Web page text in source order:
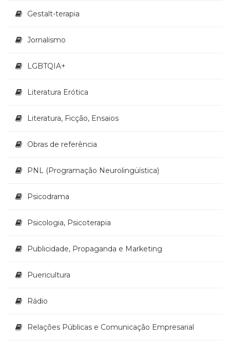
(22)
africanos
Terapia
Treinamento
RH
Turismo
Prática
Gestalt-terapia
Jornalismo
LGBTQIA+
Literatura Erótica
Literatura, Ficção, Ensaios
Obras de referência
PNL (Programação Neurolingüística)
Psicodrama
Psicologia, Psicoterapia
Publicidade, Propaganda e Marketing
Puericultura
Rádio
Relações Públicas e Comunicação Empresarial